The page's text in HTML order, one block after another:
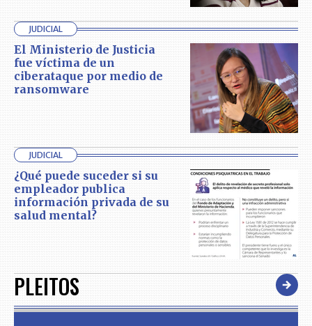
JUDICIAL
El Ministerio de Justicia
fue víctima de un
ciberataque por medio de
ransomware
JUDICIAL
¿Qué puede suceder si su
empleador publica
información privada de su
salud mental?
PLEITOS